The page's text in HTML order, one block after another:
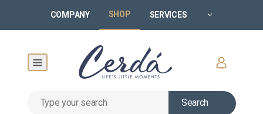
COMPANY SHOP SERVICES
Search